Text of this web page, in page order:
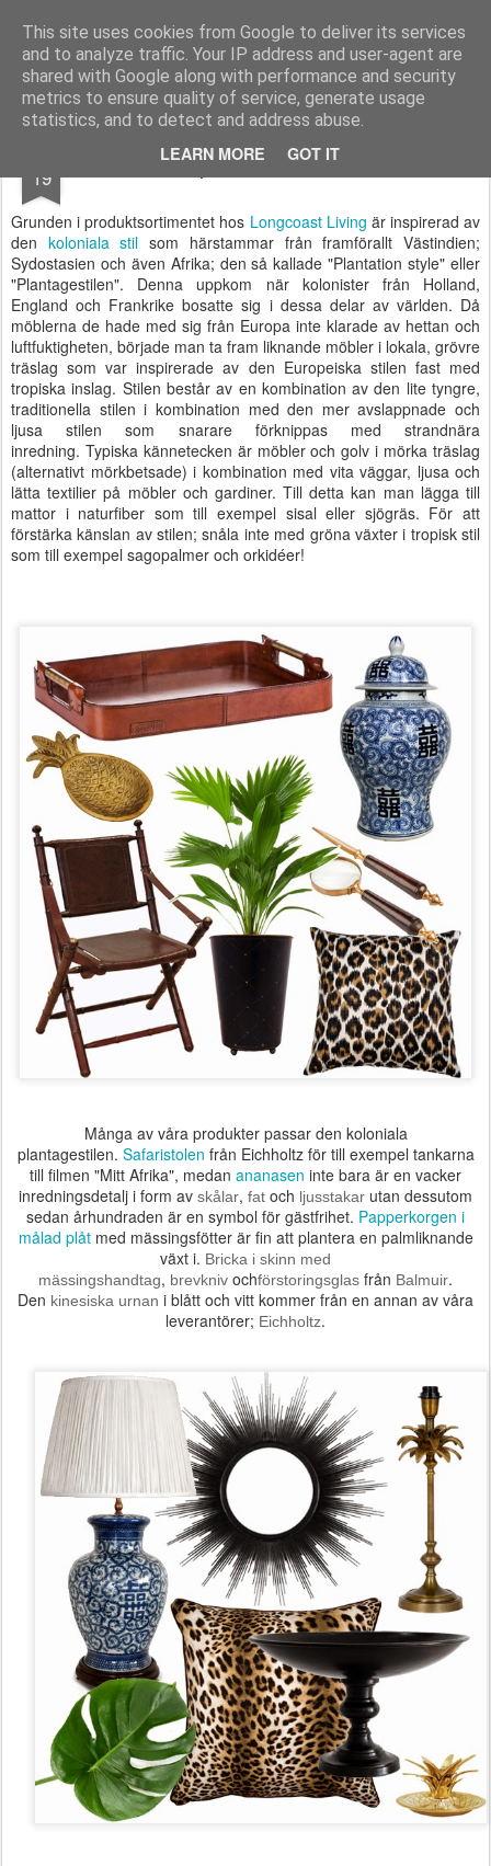
This site uses cookies from Google to deliver its services
and to analyze traffic. Your IP address and user-agent are
shared with Google along with performance and security
metrics to ensure quality of service, generate usage
statistics, and to detect and address abuse.
LEARN MORE GOT IT
Longcoast Living Longcoast Living är en webbutik där du hittar personlig och tidlös inredning till ditt hem.
Startsida Longcoast Living För Bloggare och Press
19 Inspiration kolonialstil
Grunden i produktsortimentet hos Longcoast Living är inspirerad av
den koloniala stil som härstammar från framförallt Västindien;
Sydostasien och även Afrika; den så kallade "Plantation style" eller
"Plantagestilen". Denna uppkom när kolonister från Holland,
England och Frankrike bosatte sig i dessa delar av världen. Då
möblerna de hade med sig från Europa inte klarade av hettan och
luftfuktigheten, började man ta fram liknande möbler i lokala, grövre
träslag som var inspirerade av den Europeiska stilen fast med
tropiska inslag. Stilen består av en kombination av den lite tyngre,
traditionella stilen i kombination med den mer avslappnade och
ljusa stilen som snarare förknippas med strandnära
inredning. Typiska kännetecken är möbler och golv i mörka träslag
(alternativt mörkbetsade) i kombination med vita väggar, ljusa och
lätta textilier på möbler och gardiner. Till detta kan man lägga till
mattor i naturfiber som till exempel sisal eller sjögräs. För att
förstärka känslan av stilen; snåla inte med gröna växter i tropisk stil
som till exempel sagopalmer och orkidéer!
Många av våra produkter passar den koloniala
plantagestilen. Safaristolen från Eichholtz för till exempel tankarna
till filmen "Mitt Afrika", medan ananasen inte bara är en vacker
inredningsdetalj i form av skålar, fat och ljusstakar utan dessutom
sedan århundraden är en symbol för gästfrihet. Papperkorgen i
målad plåtmed mässingsfötter är fin att plantera en palmliknande
växt i. Bricka i skinn med
mässingshandtag, brevkniv ochförstoringsglas från Balmuir.
Den kinesiska urnan i blått och vitt kommer från en annan av våra
leverantörer; Eichholtz.